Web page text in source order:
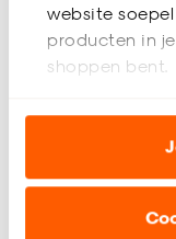
website
producten in
shoppen bent.
Analytische
website te
Marketing
Kant En Klaar